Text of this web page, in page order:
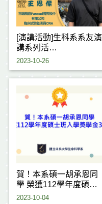
[演講活動]生科系系友演
講系列活
動-112/11/22(三) 12:00
2023-10-26
賀！本系碩一胡承恩同
學 榮獲112學年度碩士
班入學獎學金3萬元
2023-10-04